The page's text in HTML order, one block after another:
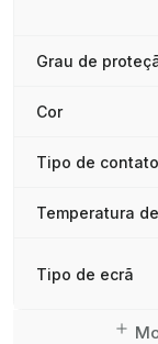
Grau de
Cor
Tipo de
Temperatura
Tipo de ecrã